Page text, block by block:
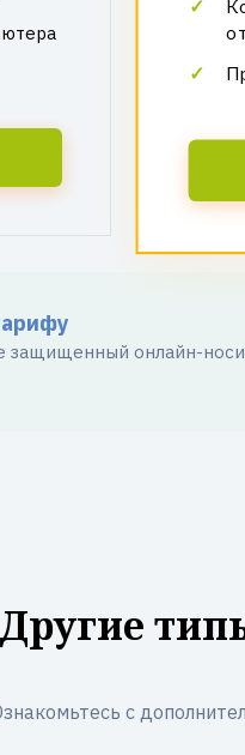
онлайн-
Другие
с